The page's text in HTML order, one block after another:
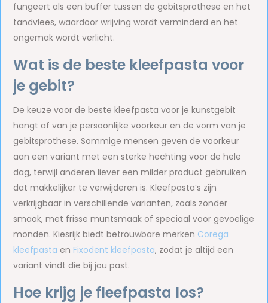
fungeert als een buffer tussen de gebitsprothese en het
tandvlees, waardoor wrijving wordt verminderd en het
ongemak wordt verlicht.
Wat is de beste kleefpasta voor
je gebit?
De keuze voor de beste kleefpasta voor je kunstgebit
hangt af van je persoonlijke voorkeur en de vorm van je
gebitsprothese. Sommige mensen geven de voorkeur
aan een variant met een sterke hechting voor de hele
dag, terwijl anderen liever een milder product gebruiken
dat makkelijker te verwijderen is. Kleefpasta’s zijn
verkrijgbaar in verschillende varianten, zoals zonder
smaak, met frisse muntsmaak of speciaal voor gevoelige
monden. Kiesrijk biedt betrouwbare merken Corega
kleefpasta en Fixodent kleefpasta, zodat je altijd een
variant vindt die bij jou past.
Hoe krijg je fleefpasta los?